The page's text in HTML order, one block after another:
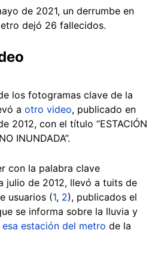
de 2021, un derrumbe en
dejó 26 fallecidos.
los fotogramas clave de la
a otro video, publicado en
2012, con el título “ESTACIÓN
INUNDADA”.
con la palabra clave
julio de 2012, llevó a tuits de
usuarios (1, 2), publicados el
se informa sobre la lluvia y
esa estación del metro de la